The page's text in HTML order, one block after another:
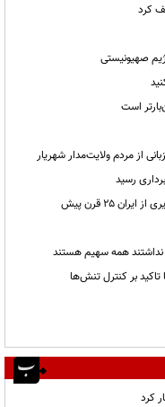
کرد
صهیونیستی
است
نداشتند همه سهیم هستند
بر کنترل تنش‌ها
کرد